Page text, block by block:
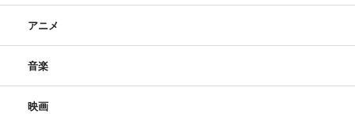
アニメ
音楽
映画